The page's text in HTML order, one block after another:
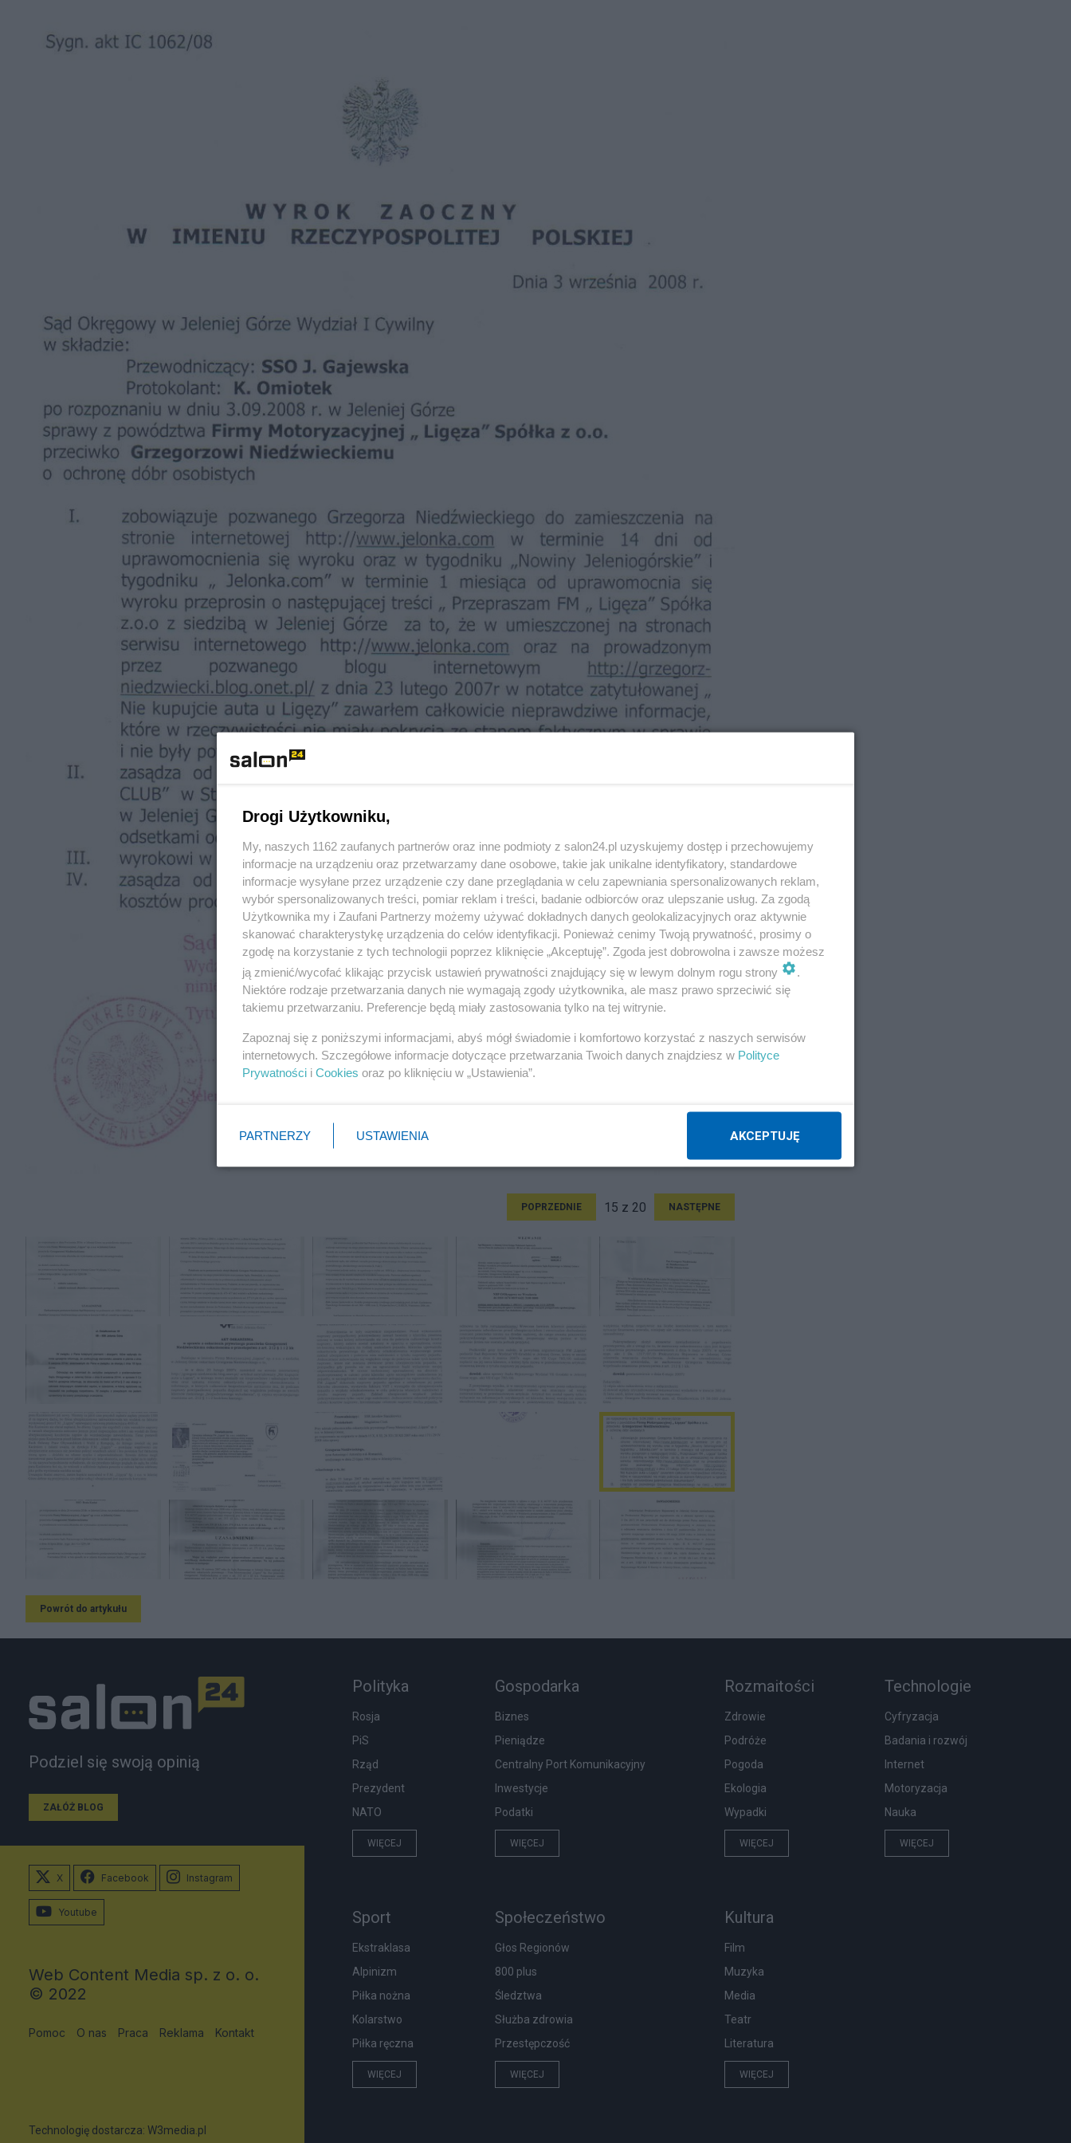
POPRZEDNIE 15 z 20 NASTĘPNE
Powrót do artykułu
Podziel się swoją opinią
ZAŁÓŻ BLOG
Polityka
Rosja
PiS
Rząd
Prezydent
NATO
WIĘCEJ
Gospodarka
Biznes
Pieniądze
Centralny Port Komunikacyjny
Inwestycje
Podatki
WIĘCEJ
Rozmaitości
Zdrowie
Podróże
Pogoda
Ekologia
Wypadki
WIĘCEJ
Technologie
Cyfryzacja
Badania i rozwój
Internet
Motoryzacja
Nauka
WIĘCEJ
Sport
Ekstraklasa
Alpinizm
Piłka nożna
Kolarstwo
Piłka ręczna
WIĘCEJ
Społeczeństwo
Głos Regionów
800 plus
Śledztwa
Służba zdrowia
Przestępczość
WIĘCEJ
Kultura
Film
Muzyka
Media
Teatr
Literatura
WIĘCEJ
X Facebook Instagram
Youtube
Web Content Media sp. z o. o.
© 2022
Pomoc O nas Praca Reklama Kontakt
Technologię dostarcza: W3media.pl
Drogi Użytkowniku,
My, naszych 1162 zaufanych partnerów oraz inne podmioty z salon24.pl uzyskujemy dostęp i przechowujemy
informacje na urządzeniu oraz przetwarzamy dane osobowe, takie jak unikalne identyfikatory, standardowe
informacje wysyłane przez urządzenie czy dane przeglądania w celu zapewniania spersonalizowanych reklam,
wybór spersonalizowanych treści, pomiar reklam i treści, badanie odbiorców oraz ulepszanie usług. Za zgodą
Użytkownika my i Zaufani Partnerzy możemy używać dokładnych danych geolokalizacyjnych oraz aktywnie
skanować charakterystykę urządzenia do celów identyfikacji. Ponieważ cenimy Twoją prywatność, prosimy o
zgodę na korzystanie z tych technologii poprzez kliknięcie „Akceptuję”. Zgoda jest dobrowolna i zawsze możesz
ją zmienić/wycofać klikając przycisk ustawień prywatności znajdujący się w lewym dolnym rogu strony
Niektóre rodzaje przetwarzania danych nie wymagają zgody użytkownika, ale masz prawo sprzeciwić się
takiemu przetwarzaniu. Preferencje będą miały zastosowania tylko na tej witrynie.
Zapoznaj się z poniższymi informacjami, abyś mógł świadomie i komfortowo korzystać z naszych serwisów
internetowych. Szczegółowe informacje dotyczące przetwarzania Twoich danych znajdziesz w Polityce
Prywatności i Cookies oraz po kliknięciu w „Ustawienia”.
PARTNERZY USTAWIENIA AKCEPTUJĘ